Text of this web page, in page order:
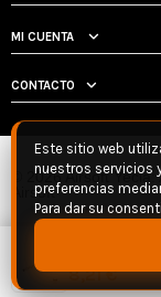
MUELLE
8,21 €
MI CUENTA
CONTACTO
© 2026 Airsoft
Airsoft
Este sitio web
nuestros servicios
preferencias
Para dar su